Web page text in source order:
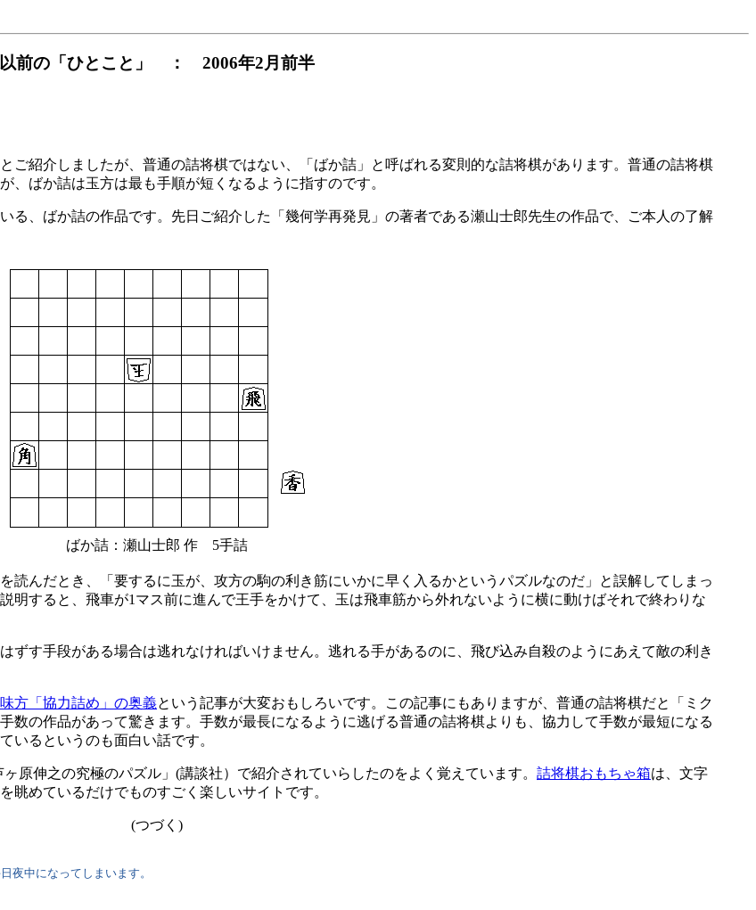
以前の「ひとこと」 ： 2006年2月前半
紹介しましたが、普通の詰将棋ではない、「ばか詰」と呼ばれる変則的な詰将棋があります。普通の詰将棋
ばか詰は玉方は最も手順が短くなるように指すのです。
、ばか詰の作品です。先日ご紹介した「幾何学再発見」の著者である瀬山士郎先生の作品で、ご本人の了解
ばか詰：瀬山士郎 作 5手詰
んだとき、「要するに玉が、攻方の駒の利き筋にいかに早く入るかというパズルなのだ」と誤解してしまっ
すると、飛車が1マス前に進んで王手をかけて、玉は飛車筋から外れないように横に動けばそれで終わりな
す手段がある場合は逃れなければいけません。逃れる手があるのに、飛び込み自殺のようにあえて敵の利き
方「協力詰め」の奥義という記事が大変おもしろいです。この記事にもありますが、普通の詰将棋だと「ミク
数の作品があって驚きます。手数が最長になるように逃げる普通の詰将棋よりも、協力して手数が最短になる
いるというのも面白い話です。
原伸之の究極のパズル」(講談社）で紹介されていらしたのをよく覚えています。 詰将棋おもちゃ箱は、文字
眺めているだけでものすごく楽しいサイトです。
(つづく)
夜中になってしまいます。